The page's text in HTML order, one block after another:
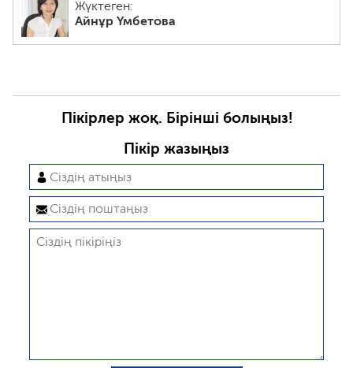
Жүктеген:
Айнұр Үмбетова
Пікірлер жоқ. Бірінші болыңыз!
Пікір жазыңыз